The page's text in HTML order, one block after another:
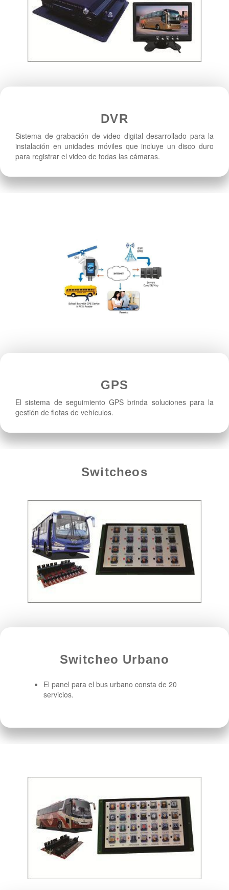
DVR
Sistema de grabación de video digital desarrollado para la
instalación en unidades móviles que incluye un disco duro
para registrar el video de todas las cámaras.
GPS
El sistema de seguimiento GPS brinda soluciones para la
gestión de flotas de vehículos.
Switcheos
Switcheo Urbano
El panel para el bus urbano consta de 20
servicios.